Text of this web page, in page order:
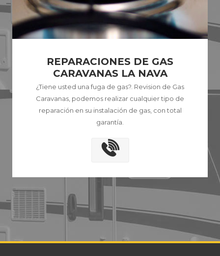
REPARACIONES DE GAS
CARAVANAS LA NAVA
¿Tiene usted una fuga de gas?. Revision de Gas
Caravanas, podemos realizar cualquier tipo de
reparación en su instalación de gas, con total
garantía.